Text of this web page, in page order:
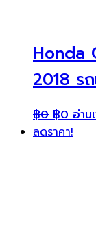
Honda
2018 ร
฿0 ฿0 อ่าน
ลดราคา!